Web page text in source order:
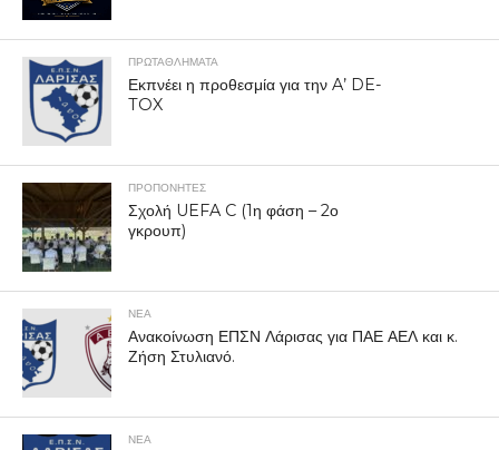
ΠΡΩΤΑΘΛΉΜΑΤΑ
Εκπνέει η προθεσμία για την A’ DE-
TOX
ΠΡΟΠΟΝΗΤΈΣ
Σχολή UEFA C (1η φάση – 2ο
γκρουπ)
ΝΕΑ
Ανακοίνωση ΕΠΣΝ Λάρισας για ΠΑΕ ΑΕΛ και κ.
Ζήση Στυλιανό.
ΝΕΑ